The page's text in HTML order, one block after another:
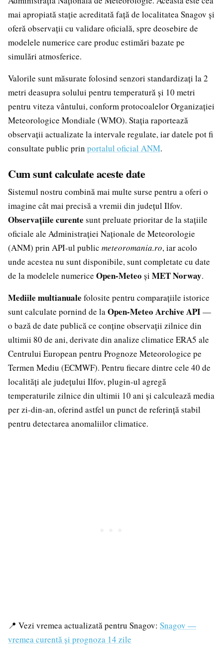
mai apropiată stație acreditată față de localitatea Snagov și
oferă observații cu validare oficială, spre deosebire de
modelele numerice care produc estimări bazate pe
simulări atmosferice.
Valorile sunt măsurate folosind senzori standardizați la 2
metri deasupra solului pentru temperatură și 10 metri
pentru viteza vântului, conform protocoalelor Organizației
Meteorologice Mondiale (WMO). Stația raportează
observații actualizate la intervale regulate, iar datele pot fi
consultate public prin portalul oficial ANM.
Cum sunt calculate aceste date
Sistemul nostru combină mai multe surse pentru a oferi o
imagine cât mai precisă a vremii din județul Ilfov.
Observațiile curente sunt preluate prioritar de la stațiile
oficiale ale Administrației Naționale de Meteorologie
(ANM) prin API-ul public meteoromania.ro, iar acolo
unde acestea nu sunt disponibile, sunt completate cu date
de la modelele numerice Open-Meteo și MET Norway.
Mediile multianuale folosite pentru comparațiile istorice
sunt calculate pornind de laOpen-Meteo Archive API—
o bază de date publică ce conține observații zilnice din
ultimii 80 de ani, derivate din analize climatice ERA5 ale
Centrului European pentru Prognoze Meteorologice pe
Termen Mediu (ECMWF). Pentru fiecare dintre cele 40 de
localități ale județului Ilfov, plugin-ul agregă
temperaturile zilnice din ultimii 10 ani și calculează media
per zi-din-an, oferind astfel un punct de referință stabil
pentru detectarea anomaliilor climatice.
📍 Vezi vremea actualizată pentru Snagov: Snagov —
vremea curentă și prognoza 14 zile